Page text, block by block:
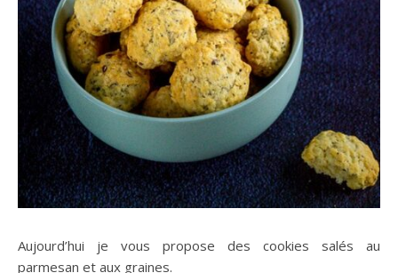
Aujourd’hui je vous propose des cookies salés au
parmesan et aux graines.